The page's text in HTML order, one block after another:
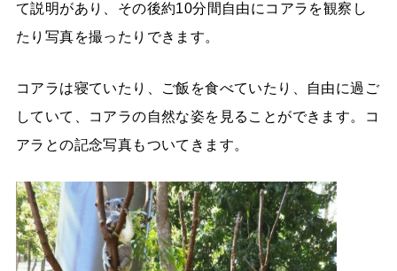
て説明があり、その後約10分間自由にコアラを観察し
たり写真を撮ったりできます。
コアラは寝ていたり、ご飯を食べていたり、自由に過ご
していて、コアラの自然な姿を見ることができます。コ
アラとの記念写真もついてきます。